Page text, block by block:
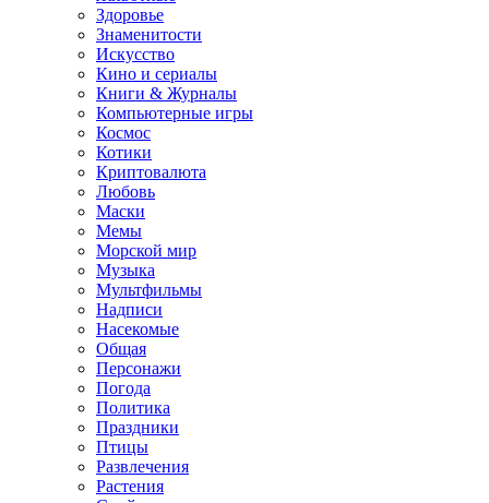
Здоровье
Знаменитости
Искусство
Кино и сериалы
Книги & Журналы
Компьютерные игры
Космос
Котики
Криптовалюта
Любовь
Маски
Мемы
Морской мир
Музыка
Мультфильмы
Надписи
Насекомые
Общая
Персонажи
Погода
Политика
Праздники
Птицы
Развлечения
Растения